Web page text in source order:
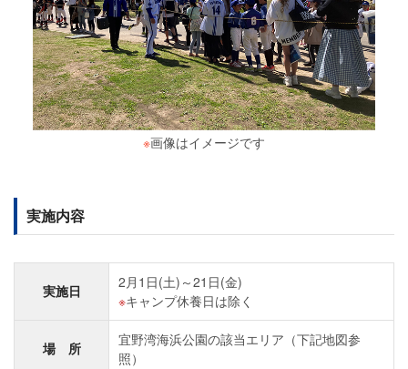
※画像はイメージです
実施内容
実施日
2月1日(土)～21日(金)
キャンプ休養日は除く
場 所
宜野湾海浜公園の該当エリア（下記地図参
照）